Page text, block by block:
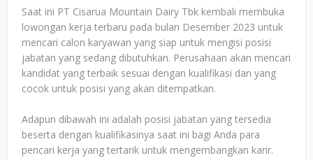
Saat ini PT Cisarua Mountain Dairy Tbk kembali membuka
lowongan kerja terbaru pada bulan Desember 2023 untuk
mencari calon karyawan yang siap untuk mengisi posisi
jabatan yang sedang dibutuhkan. Perusahaan akan mencari
kandidat yang terbaik sesuai dengan kualifikasi dan yang
cocok untuk posisi yang akan ditempatkan.
Adapun dibawah ini adalah posisi jabatan yang tersedia
beserta dengan kualifikasinya saat ini bagi Anda para
pencari kerja yang tertarik untuk mengembangkan karir.